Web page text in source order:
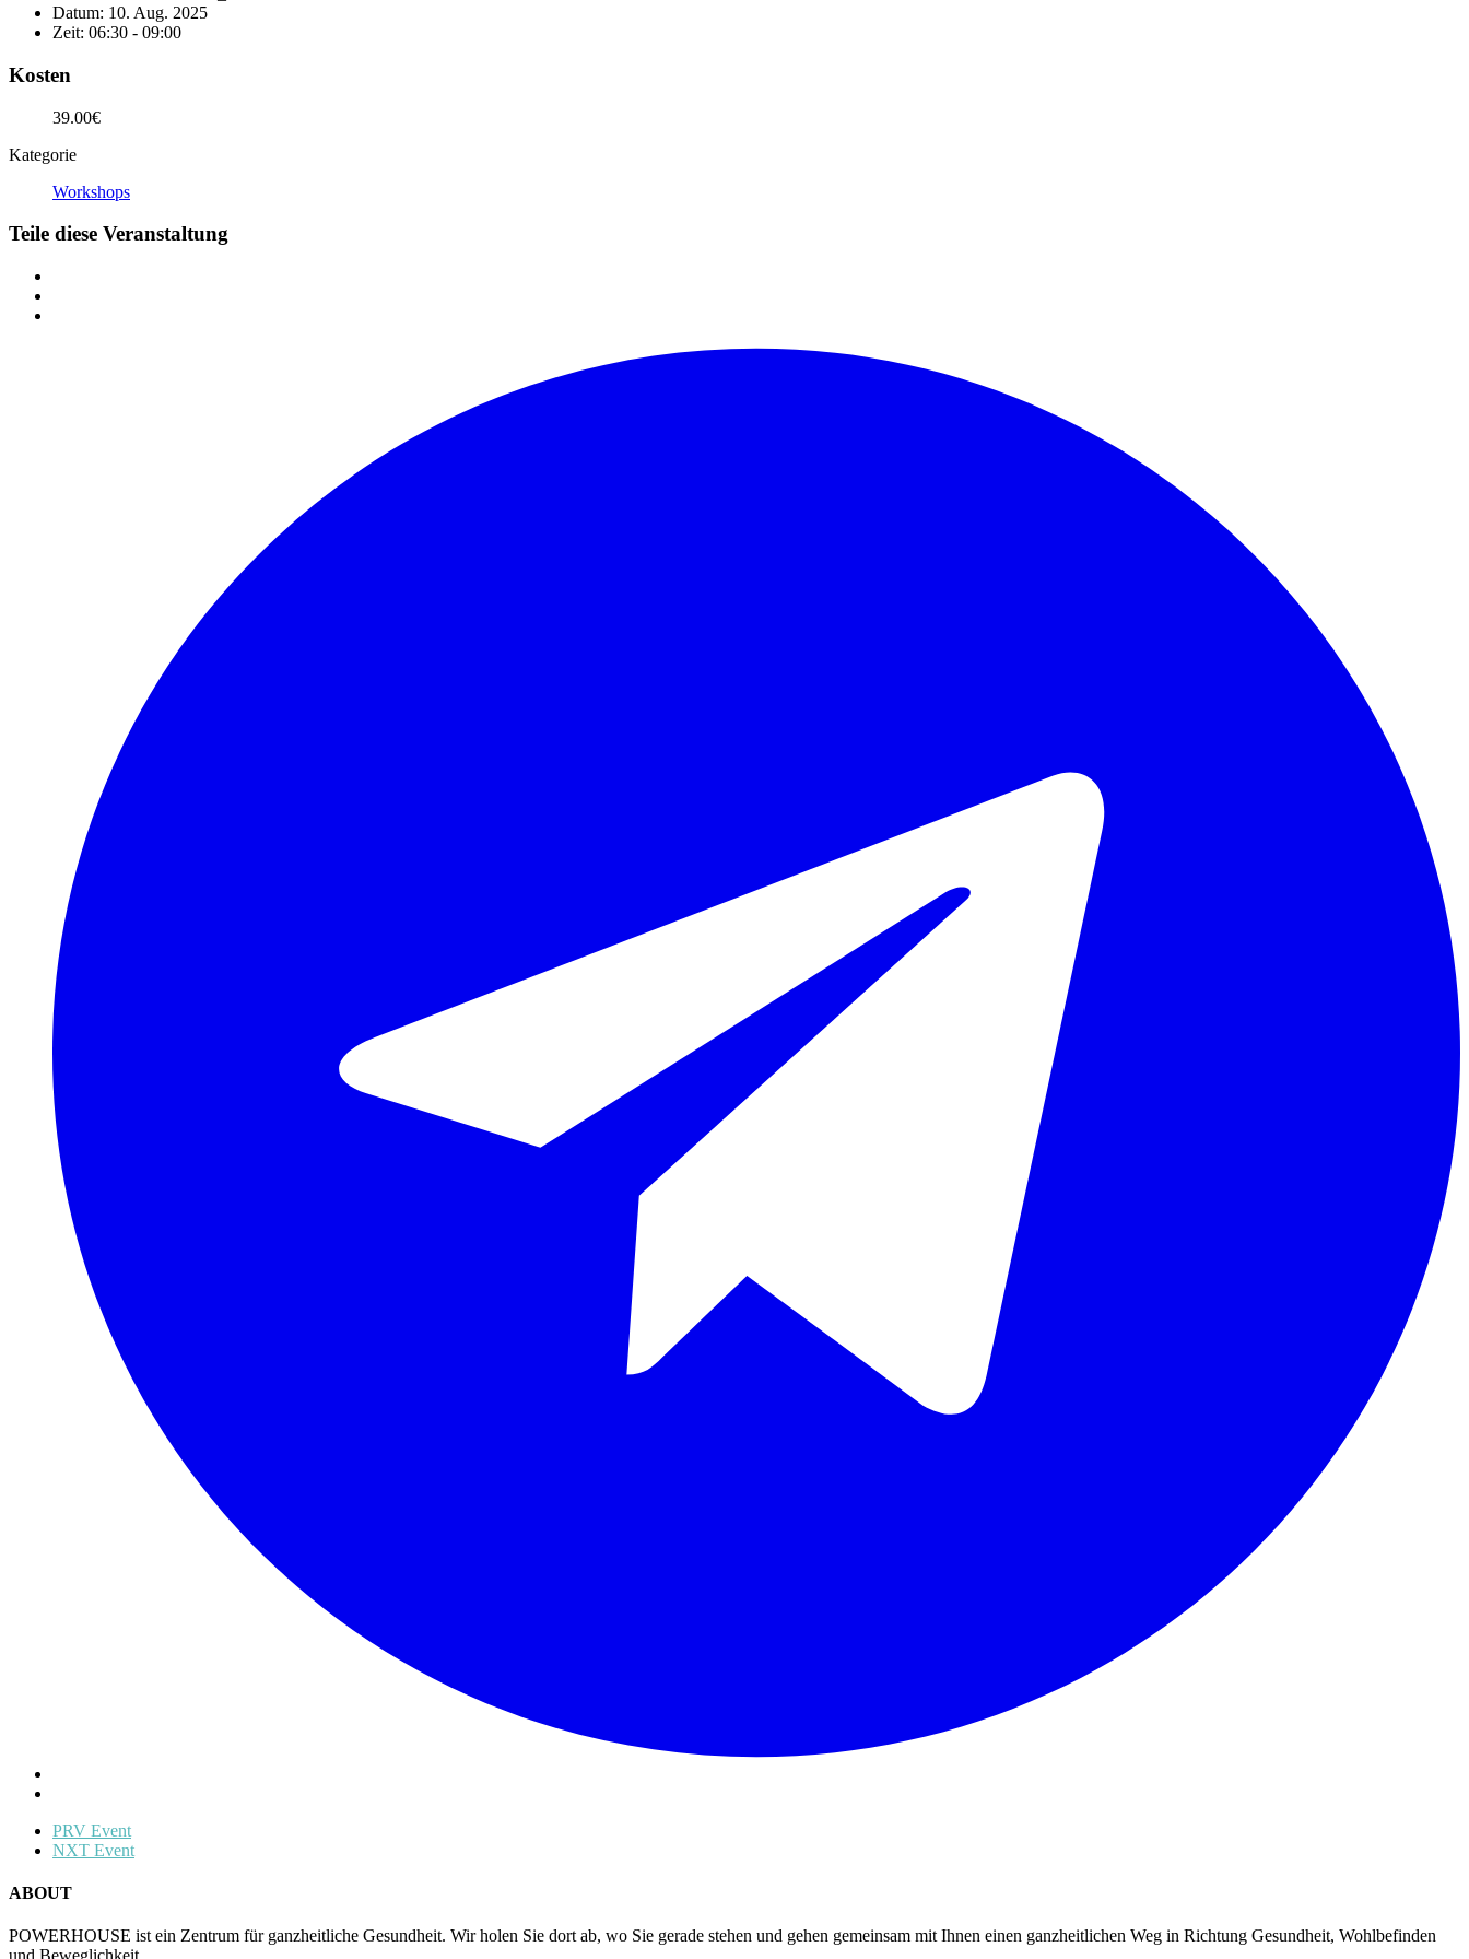
Datum: 10. Aug. 2025
Zeit: 06:30 - 09:00
Kosten
39.00€
Kategorie
Workshops
Teile diese Veranstaltung
PRV Event
NXT Event
ABOUT
POWERHOUSE ist ein Zentrum für ganzheitliche Gesundheit. Wir holen Sie dort ab, wo Sie gerade stehen und gehen gemeinsam mit Ihnen einen ganzheitlichen Weg in Richtung Gesundheit, Wohlbefinden